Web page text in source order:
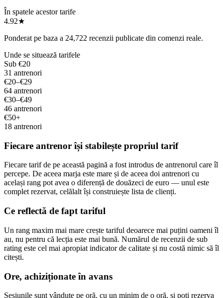
În spatele acestor tarife
4.92★
Ponderat pe baza a 24,722 recenzii publicate din comenzi reale.
Unde se situează tarifele
Sub €20
31 antrenori
€20–€29
64 antrenori
€30–€49
46 antrenori
€50+
18 antrenori
Fiecare antrenor își stabilește propriul tarif
Fiecare tarif de pe această pagină a fost introdus de antrenorul care îl
percepe. De aceea marja este mare și de aceea doi antrenori cu
același rang pot avea o diferență de douăzeci de euro — unul este
complet rezervat, celălalt își construiește lista de clienți.
Ce reflectă de fapt tariful
Un rang maxim mai mare crește tariful deoarece mai puțini oameni îl
au, nu pentru că lecția este mai bună. Numărul de recenzii de sub
rating este cel mai apropiat indicator de calitate și nu costă nimic să îl
citești.
Ore, achiziționate în avans
Sesiunile sunt vândute pe oră, cu un minim de o oră, și poți rezerva